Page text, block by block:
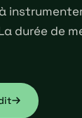
durée de